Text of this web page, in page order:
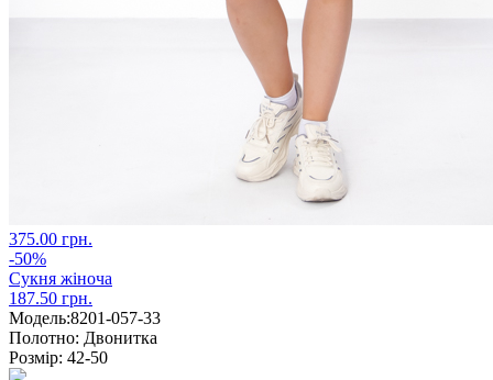
375.00 грн.
-50%
Сукня жіноча
187.50 грн.
Модель:8201-057-33
Полотно: Двонитка
Розмір: 42-50